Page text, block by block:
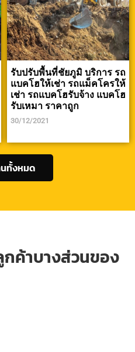
รับปรับพื้นที่ชัยภูมิ บริการ รถ
แบคโฮให้เช่า รถแม็คโครให้
เช่า รถแบคโฮรับจ้าง แบคโฮ
รับเหมา ราคาถูก
30/12/2021
ทั้งหมด
ค้าบางส่วนของ